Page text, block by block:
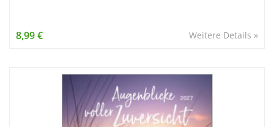
Weitere Details »
8,99 €